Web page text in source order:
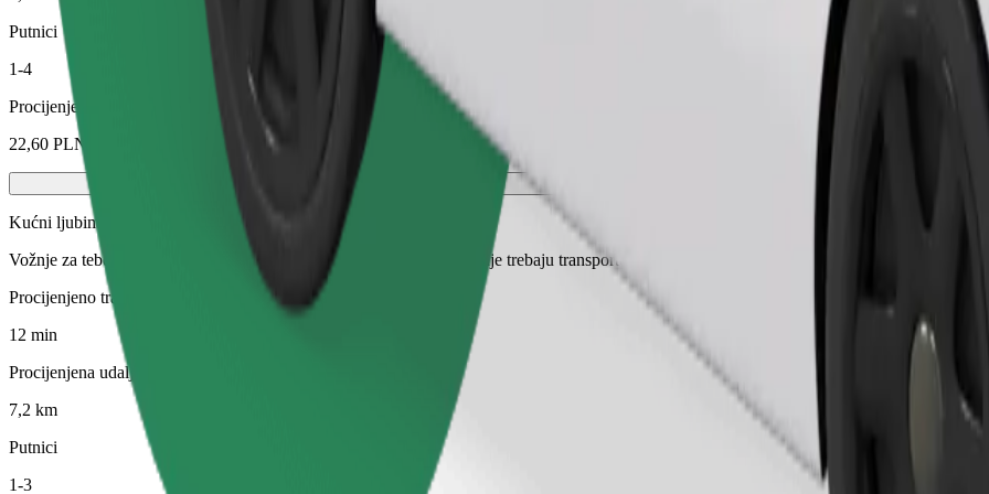
Putnici
1-4
Procijenjena cijena
22,60 PLN
Kućni ljubimci
Vožnje za tebe i tvog ljubimca. Psi moraju nositi brnjicu, male životinje trebaju transporter, a sjedala moraju biti zaštićena dekom ili
Procijenjeno trajanje putovanja
12 min
Procijenjena udaljenost
7,2 km
Putnici
1-3